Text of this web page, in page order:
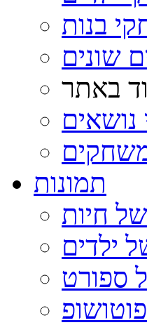
בנות
שונים
באתר
תמונות
חיות
ילדים
ספורט